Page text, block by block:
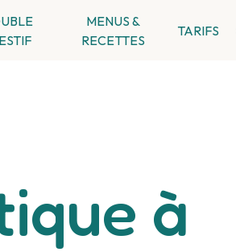
MENUS &
RECETTES
TARIFS
à